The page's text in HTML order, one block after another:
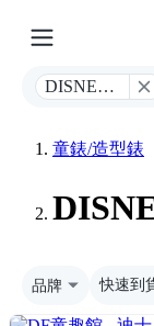
DISNEY
童錶/造型錶
品牌 快速到